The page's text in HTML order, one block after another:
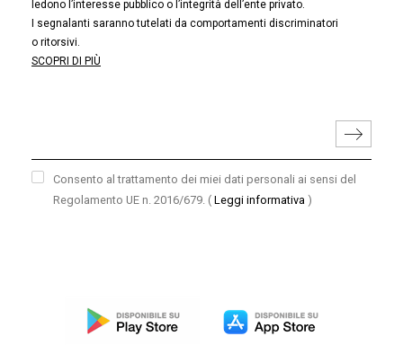
ledono l’interesse pubblico o l’integrità dell’ente privato.
I segnalanti saranno tutelati da comportamenti discriminatori
o ritorsivi.
SCOPRI DI PIÙ
Consento al trattamento dei miei dati personali ai sensi del
Regolamento UE n. 2016/679. ( Leggi informativa )